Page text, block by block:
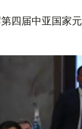
四届中亚国家元